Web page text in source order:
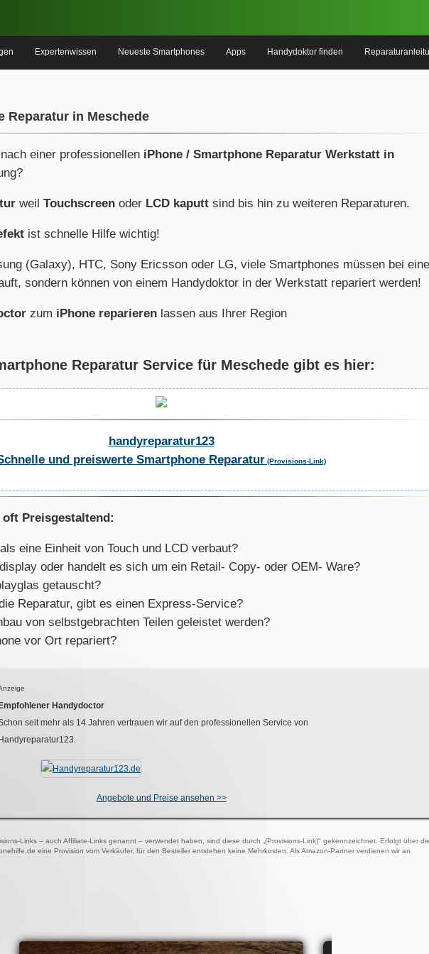
Expertenwissen Neueste Smartphones Apps Handydoktor finden
Reparatur in Meschede
einer professionellen iPhone / Smartphone Reparatur Werkstatt in
weil Touchscreen oder LCD kaputt sind bis hin zu weiteren Reparaturen.
ist schnelle Hilfe wichtig!
(Galaxy), HTC, Sony Ericsson oder LG, viele Smartphones müssen bei
sondern können von einem Handydoktor in der Werkstatt repariert werden!
zum iPhone reparieren lassen aus Ihrer Region
Reparatur Service für Meschede gibt es hier:
handyreparatur123
und preiswerte Smartphone Reparatur (Provisions-Link)
oft Preisgestaltend:
eine Einheit von Touch und LCD verbaut?
oder handelt es sich um ein Retail- Copy- oder OEM- Ware?
getauscht?
Reparatur, gibt es einen Express-Service?
von selbstgebrachten Teilen geleistet werden?
vor Ort repariert?
Empfohlener Handydoctor
seit mehr als 14 Jahren vertrauen wir auf den professionellen Service von
Handyreparatur123.
Angebote und Preise ansehen >>
Links – auch Affiliate-Links genannt – verwendet haben, sind diese durch „(Provisions-Link)" gekennzeichnet. Erfolgt über
eine Provision vom Verkäufer, für den Besteller entstehen keine Mehrkosten. Als Amazon-Partner verdienen wir an